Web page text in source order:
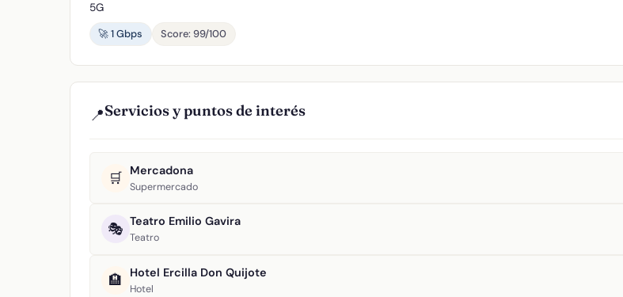
5G
🚀 1 Gbps
Score: 99/100
📍Servicios y puntos de interés
🛒 Mercadona
Supermercado
🎭 Teatro Emilio Gavira
Teatro
🏨 Hotel Ercilla Don Quijote
Hotel